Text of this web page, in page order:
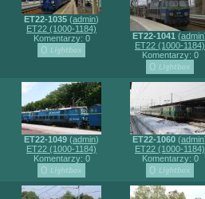
ET22-1035 (admin)
ET22 (1000-1184)
Komentarzy: 0
ET22-1041 (admin
ET22 (1000-1184)
Komentarzy: 0
ET22-1049 (admin)
ET22 (1000-1184)
Komentarzy: 0
ET22-1060 (admin
ET22 (1000-1184)
Komentarzy: 0